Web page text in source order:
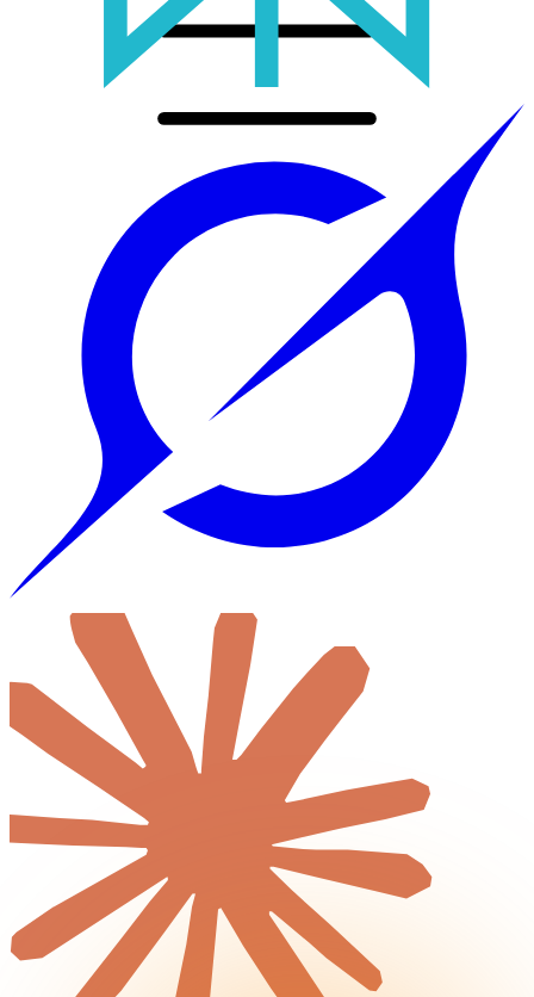
Accueil
Prestations
Sites web sur mesure
Application mobile
Automatisation & IA
Logiciel métier
Tout
Créations de sites internet
Projets d'applications iOS & Android
Plateformes métiers personnalisées
Blog
Actualités & Tendances Tech
Développement Web & Mobile
Automatisation, IA & Outils
Anecdotes & Perles du Web
Cybersécurité
Qui suis-je ?